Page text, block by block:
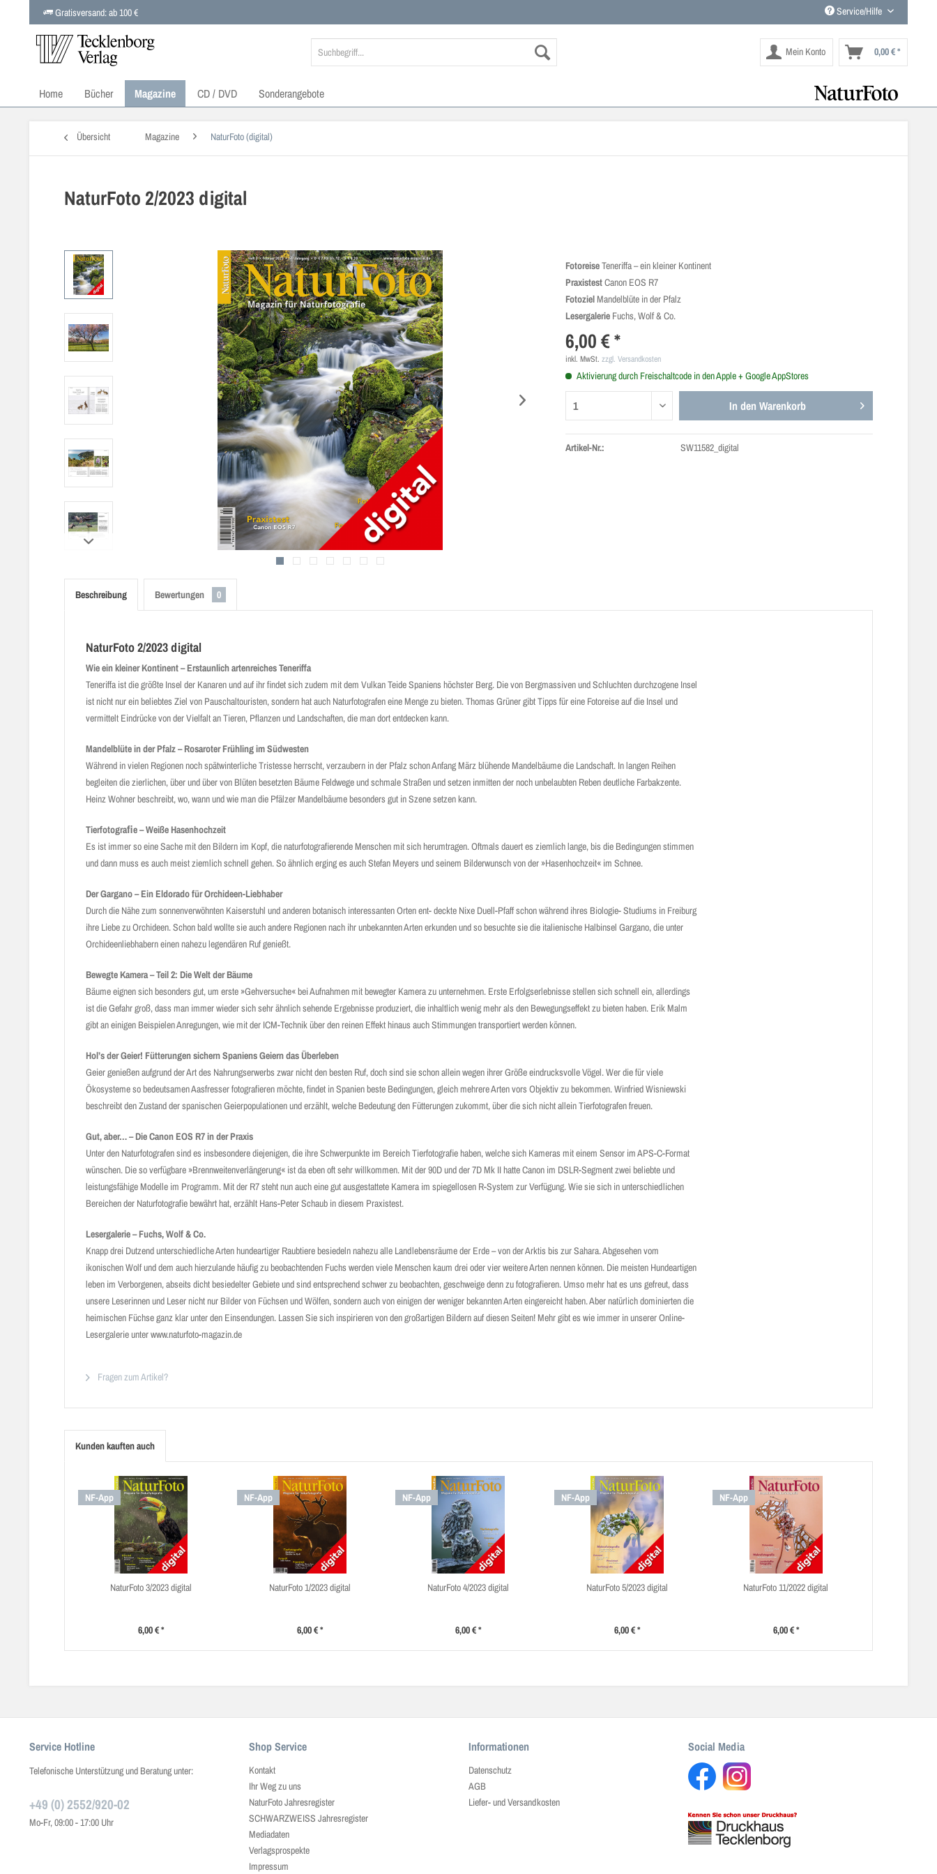
Gratisversand: ab 100 € Service/Hilfe
Mein Konto 0,00 € *
Home Bücher Magazine CD / DVD Sonderangebote
Übersicht Magazine NaturFoto (digital)
NaturFoto 2/2023 digital
FotoreiseTeneriffa – ein kleiner Kontinent
PraxistestCanon EOS R7
Fotoziel Mandelblüte in der Pfalz
Lesergalerie Fuchs, Wolf & Co.
6,00 € *
inkl. MwSt.zzgl. Versandkosten
Aktivierung durch Freischaltcode in den Apple + Google AppStores
In den Warenkorb
Artikel-Nr.: SW11582_digital
Beschreibung Bewertungen 0
NaturFoto 2/2023 digital
Wie ein kleiner Kontinent – Erstaunlich artenreiches Teneriffa
Teneriffa ist die größte Insel der Kanaren und auf ihr findet sich zudem mit dem Vulkan Teide Spaniens höchster Berg. Die von Bergmassiven und Schluchten durchzogene Insel
ist nicht nur ein beliebtes Ziel von Pauschaltouristen, sondern hat auch Naturfotografen eine Menge zu bieten. Thomas Grüner gibt Tipps für eine Fotoreise auf die Insel und
vermittelt Eindrücke von der Vielfalt an Tieren, Pflanzen und Landschaften, die man dort entdecken kann.
Mandelblüte in der Pfalz – Rosaroter Frühling im Südwesten
Während in vielen Regionen noch spätwinterliche Tristesse herrscht, verzaubern in der Pfalz schon Anfang März blühende Mandelbäume die Landschaft. In langen Reihen
begleiten die zierlichen, über und über von Blüten besetzten Bäume Feldwege und schmale Straßen und setzen inmitten der noch unbelaubten Reben deutliche Farbakzente.
Heinz Wohner beschreibt, wo, wann und wie man die Pfälzer Mandelbäume besonders gut in Szene setzen kann.
Tierfotograﬁe – Weiße Hasenhochzeit
Es ist immer so eine Sache mit den Bildern im Kopf, die naturfotografierende Menschen mit sich herumtragen. Oftmals dauert es ziemlich lange, bis die Bedingungen stimmen
und dann muss es auch meist ziemlich schnell gehen. So ähnlich erging es auch Stefan Meyers und seinem Bilderwunsch von der »Hasenhochzeit« im Schnee.
Der Gargano – Ein Eldorado für Orchideen-Liebhaber
Durch die Nähe zum sonnenverwöhnten Kaiserstuhl und anderen botanisch interessanten Orten ent- deckte Nixe Duell-Pfaff schon während ihres Biologie- Studiums in Freiburg
ihre Liebe zu Orchideen. Schon bald wollte sie auch andere Regionen nach ihr unbekannten Arten erkunden und so besuchte sie die italienische Halbinsel Gargano, die unter
Orchideenliebhabern einen nahezu legendären Ruf genießt.
Bewegte Kamera – Teil 2: Die Welt der Bäume
Bäume eignen sich besonders gut, um erste »Gehversuche« bei Aufnahmen mit bewegter Kamera zu unternehmen. Erste Erfolgs­erlebnisse stellen sich schnell ein, allerdings
ist die Gefahr groß, dass man immer wieder sich sehr ähnlich sehende Ergebnisse produziert, die inhaltlich wenig mehr als den Bewegungseffekt zu bieten haben. Erik Malm
gibt an einigen Beispielen Anregungen, wie mit der ICM-Technik über den reinen Effekt hinaus auch Stimmungen transportiert werden können.
Hol’s der Geier! Fütterungen sichern Spaniens Geiern das Überleben
Geier genießen aufgrund der Art des Nahrungserwerbs zwar nicht den besten Ruf, doch sind sie schon allein wegen ihrer Größe eindrucksvolle Vögel. Wer die für viele
Ökosysteme so bedeutsamen Aasfresser fotografieren möchte, findet in Spanien beste Bedingungen, gleich mehrere Arten vors Objektiv zu bekommen. Winfried Wisniewski
beschreibt den Zustand der spanischen Geierpopulationen und erzählt, welche Bedeutung den Fütterungen zukommt, über die sich nicht allein Tierfotografen freuen.
Gut, aber… – Die Canon EOS R7 in der Praxis
Unter den Naturfotografen sind es insbesondere diejenigen, die ihre Schwerpunkte im Bereich Tierfotografie haben, welche sich Kameras mit einem Sensor im APS-C-Format
wünschen. Die so verfügbare »Brennweitenverlängerung« ist da eben oft sehr willkommen. Mit der 90D und der 7D Mk II hatte Canon im DSLR-Segment zwei beliebte und
leistungsfähige Modelle im Programm. Mit der R7 steht nun auch eine gut ausgestattete Kamera im spiegellosen R-System zur Verfügung. Wie sie sich in unterschiedlichen
Bereichen der Naturfotografie bewährt hat, erzählt Hans-Peter Schaub in diesem Praxistest.
Lesergalerie – Fuchs, Wolf & Co.
Knapp drei Dutzend unterschiedliche Arten hundeartiger Raubtiere besiedeln nahezu alle Landlebensräume der Erde – von der Arktis bis zur Sahara. Abgesehen vom
ikonischen Wolf und dem auch hierzulande häufig zu beobachtenden Fuchs werden viele Menschen kaum drei oder vier weitere Arten nennen können. Die meisten Hundeartigen
leben im Verborgenen, abseits dicht besiedelter Gebiete und sind entsprechend schwer zu beobachten, geschweige denn zu fotografieren. Umso mehr hat es uns gefreut, dass
unsere Leserinnen und Leser nicht nur Bilder von Füchsen und Wölfen, sondern auch von einigen der weniger bekannten Arten eingereicht haben. Aber natürlich dominierten die
heimischen Füchse ganz klar unter den Einsen­dungen. Lassen Sie sich inspirieren von den großartigen Bildern auf diesen Seiten! Mehr gibt es wie immer in unserer Online-
Lesergalerie unter www.naturfoto-magazin.de
Fragen zum Artikel?
Kunden kauften auch
NF-App
NaturFoto 3/2023 digital
6,00 € *
NF-App
NaturFoto 1/2023 digital
6,00 € *
NF-App
NaturFoto 4/2023 digital
6,00 € *
NF-App
NaturFoto 5/2023 digital
6,00 € *
NF-App
NaturFoto 11/2022 digital
6,00 € *
Service Hotline
Telefonische Unterstützung und Beratung unter:
+49 (0) 2552/920-02
Mo-Fr, 09:00 - 17:00 Uhr
Shop Service
Kontakt
Ihr Weg zu uns
NaturFoto Jahresregister
SCHWARZWEISS Jahresregister
Mediadaten
Verlagsprospekte
Impressum
Informationen
Datenschutz
AGB
Liefer- und Versandkosten
Social Media